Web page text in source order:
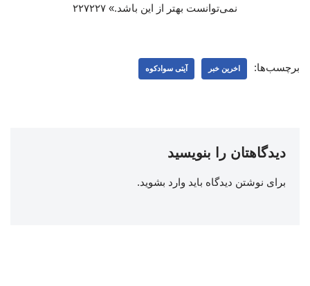
نمی‌توانست بهتر از این باشد.» ۲۲۷۲۲۷
برچسب‌ها: اخرین خبر آیتی سوادکوه
دیدگاهتان را بنویسید
برای نوشتن دیدگاه باید وارد بشوید.